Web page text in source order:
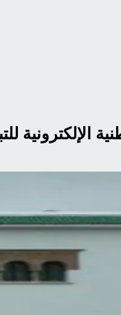
الإلكترونية